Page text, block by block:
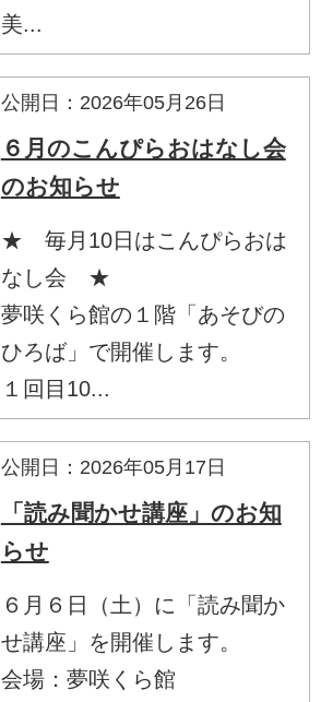
美...
公開日：2026年05月26日
６月のこんぴらおはなし会
のお知らせ
★ 毎月10日はこんぴらおは
なし会 ★
夢咲くら館の１階「あそびの
ひろば」で開催します。
１回目10...
公開日：2026年05月17日
「読み聞かせ講座」のお知
らせ
６月６日（土）に「読み聞か
せ講座」を開催します。
会場：夢咲くら館